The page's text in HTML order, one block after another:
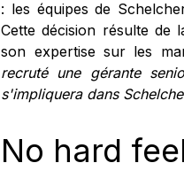
: les équipes de
Cette décision résulte de
son expertise sur les
recruté une gérante
s'impliquera dans
No hard